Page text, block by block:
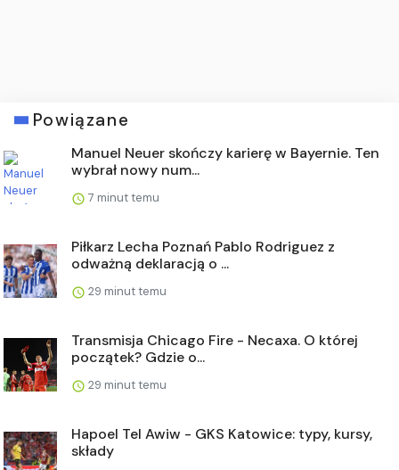
Powiązane
Manuel Neuer skończy karierę w Bayernie. Ten
wybrał nowy num...
7 minut temu
Piłkarz Lecha Poznań Pablo Rodriguez z
odważną deklaracją o ...
29 minut temu
Transmisja Chicago Fire - Necaxa. O której
początek? Gdzie o...
29 minut temu
Hapoel Tel Awiw - GKS Katowice: typy, kursy,
składy